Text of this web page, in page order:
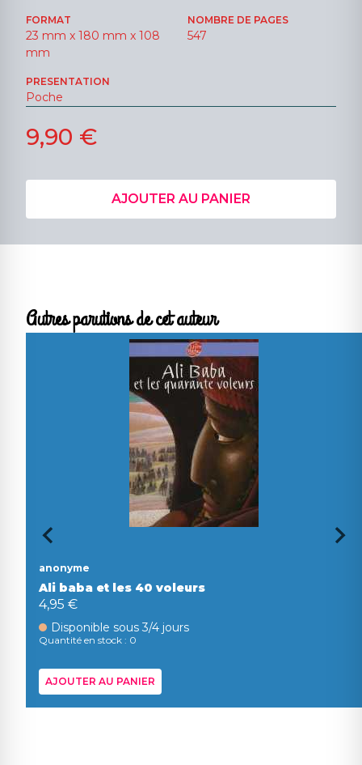
FORMAT
23 mm x 180 mm x 108
mm
NOMBRE DE PAGES
547
PRESENTATION
Poche
9,90 €
AJOUTER AU PANIER
Autres parutions de cet auteur
anonyme
Ali baba et les 40 voleurs
4,95 €
Disponible sous 3/4 jours
Quantité en stock : 0
AJOUTER AU PANIER